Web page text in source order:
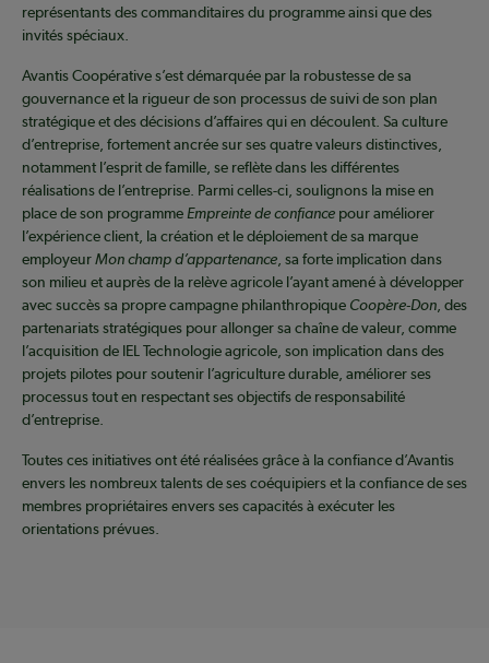
représentants des commanditaires du programme ainsi que des
invités spéciaux.
Avantis Coopérative s’est démarquée par la robustesse de sa
gouvernance et la rigueur de son processus de suivi de son plan
stratégique et des décisions d’affaires qui en découlent. Sa culture
d’entreprise, fortement ancrée sur ses quatre valeurs distinctives,
notamment l’esprit de famille, se reflète dans les différentes
réalisations de l’entreprise. Parmi celles-ci, soulignons la mise en
place de son programme Empreinte de confiance pour améliorer
l’expérience client, la création et le déploiement de sa marque
employeurMon champ d’appartenance, sa forte implication dans
son milieu et auprès de la relève agricole l’ayant amené à développer
avec succès sa propre campagne philanthropique Coopère-Don, des
partenariats stratégiques pour allonger sa chaîne de valeur, comme
l’acquisition de IEL Technologie agricole, son implication dans des
projets pilotes pour soutenir l’agriculture durable, améliorer ses
processus tout en respectant ses objectifs de responsabilité
d’entreprise.
Toutes ces initiatives ont été réalisées grâce à la confiance d’Avantis
envers les nombreux talents de ses coéquipiers et la confiance de ses
membres propriétaires envers ses capacités à exécuter les
orientations prévues.